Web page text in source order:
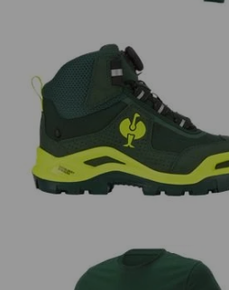
S3 scarpe antinfortunistiche
Kastra II mid